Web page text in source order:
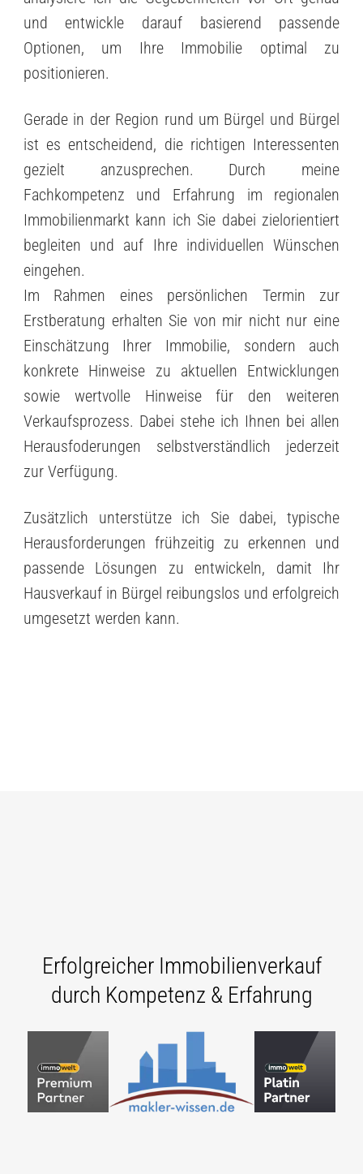
und entwickle darauf basierend passende
Optionen, um Ihre Immobilie optimal zu
positionieren.
Gerade in der Region rund um Bürgel und Bürgel
ist es entscheidend, die richtigen Interessenten
gezielt anzusprechen. Durch meine
Fachkompetenz und Erfahrung im regionalen
Immobilienmarkt kann ich Sie dabei zielorientiert
begleiten und auf Ihre individuellen Wünschen
eingehen.
Im Rahmen eines persönlichen Termin zur
Erstberatung erhalten Sie von mir nicht nur eine
Einschätzung Ihrer Immobilie, sondern auch
konkrete Hinweise zu aktuellen Entwicklungen
sowie wertvolle Hinweise für den weiteren
Verkaufsprozess. Dabei stehe ich Ihnen bei allen
Herausfoderungen selbstverständlich jederzeit
zur Verfügung.
Zusätzlich unterstütze ich Sie dabei, typische
Herausforderungen frühzeitig zu erkennen und
passende Lösungen zu entwickeln, damit Ihr
Hausverkauf in Bürgel reibungslos und erfolgreich
umgesetzt werden kann.
Erfolgreicher Immobilienverkauf
durch Kompetenz & Erfahrung